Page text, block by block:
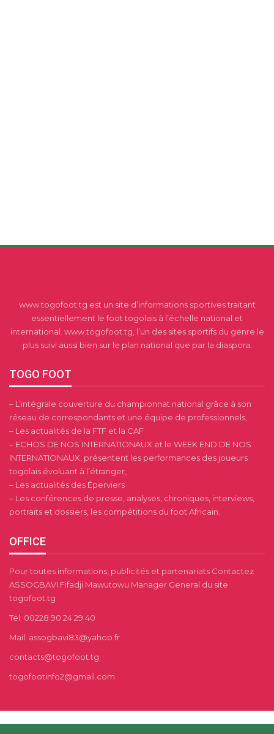
www.togofoot.tg est un site d’informations sportives traitant
essentiellement le foot togolais à l’échelle national et
international. www.togofoot.tg, l’un des sites sportifs du genre le
plus suivi aussi bien sur le plan national que par la diaspora.
TOGO FOOT
– L’intégrale couverture du championnat national grâce à son
réseau de correspondants et une équipe de professionnels,
– Les actualités de la FTF et la CAF
– ECHOS DE NOS INTERNATIONAUX et le WEEK END DE NOS
INTERNATIONAUX, présentent les performances des joueurs
togolais évoluant à l’étranger,
– Les actualités des Éperviers
– Les conférences de presse, analyses, chroniques, interviews,
portraits et dossiers, les compétitions du foot Africain.
OFFICE
Pour toutes informations, publicités et partenariats Contactez
ASSOGBAVI Fifadji Mawutowu Manager General du site
togofoot.tg
Tel: 00228 90 24 29 40
Mail: assogbavi83@yahoo.fr
contacts@togofoot.tg
togofootinfo2@gmail.com